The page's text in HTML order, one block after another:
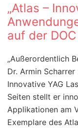
„Atlas –
auf der DOC
„Außerordentlich
Dr. Armin
Innovative YAG
Seiten stellt er
Applikationen am
Exemplare des